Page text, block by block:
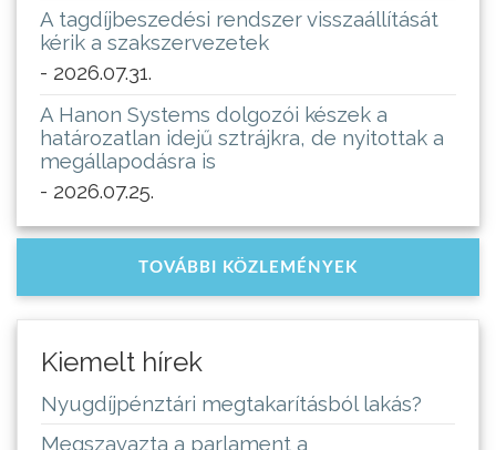
A tagdíjbeszedési rendszer visszaállítását
kérik a szakszervezetek
- 2026.07.31.
A Hanon Systems dolgozói készek a
határozatlan idejű sztrájkra, de nyitottak a
megállapodásra is
- 2026.07.25.
TOVÁBBI KÖZLEMÉNYEK
Kiemelt hírek
Nyugdíjpénztári megtakarításból lakás?
Megszavazta a parlament a